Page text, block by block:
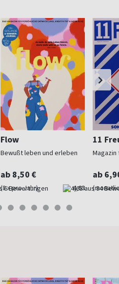
Flow
Bewußt leben und erleben
ab 8,50 €
(8 x pro Jahr) 4,63
11
Magazin
ab